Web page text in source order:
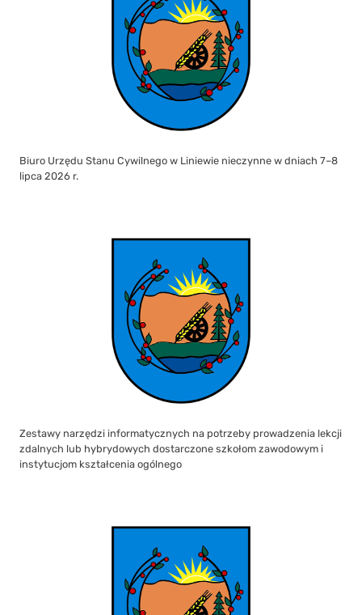
Biuro Urzędu Stanu Cywilnego w Liniewie nieczynne w dniach 7–8
lipca 2026 r.
Zestawy narzędzi informatycznych na potrzeby prowadzenia lekcji
zdalnych lub hybrydowych dostarczone szkołom zawodowym i
instytucjom kształcenia ogólnego